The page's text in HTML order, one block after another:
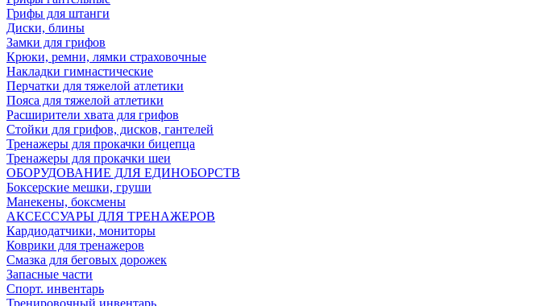
Грифы для штанги
Диски, блины
Замки для грифов
Крюки, ремни, лямки страховочные
Накладки гимнастические
Перчатки для тяжелой атлетики
Пояса для тяжелой атлетики
Расширители хвата для грифов
Стойки для грифов, дисков, гантелей
Тренажеры для прокачки бицепца
Тренажеры для прокачки шеи
ОБОРУДОВАНИЕ ДЛЯ ЕДИНОБОРСТВ
Боксерские мешки, груши
Манекены, боксмены
АКСЕССУАРЫ ДЛЯ ТРЕНАЖЕРОВ
Кардиодатчики, мониторы
Коврики для тренажеров
Смазка для беговых дорожек
Запасные части
Спорт. инвентарь
Тренировочный инвентарь